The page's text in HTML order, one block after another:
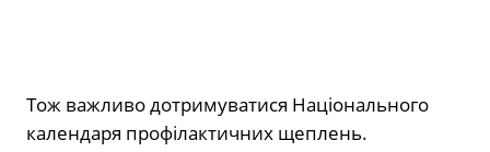
Тож важливо дотримуватися Національного
календаря профілактичних щеплень.